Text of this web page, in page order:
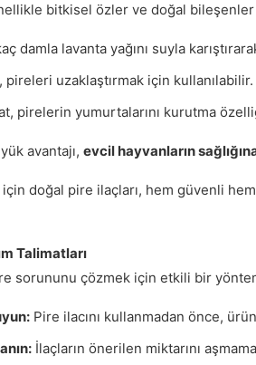
bitkisel özler ve doğal
damla lavanta yağını suyla
pireleri uzaklaştırmak için
pirelerin yumurtalarını kurutma
avantajı, evcil hayvanların
doğal pire ilaçları, hem güvenli
Talimatları
sorununu çözmek için etkili bir
Pire ilacını kullanmadan önce,
İlaçların önerilen miktarını